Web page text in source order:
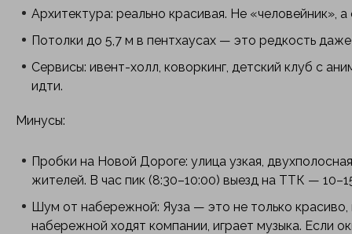
Архитектура: реально красивая. Не «человейник»,
Потолки до 5,7 м в пентхаусах — это редкость
Сервисы: ивент-холл, коворкинг, детский клуб с
идти.
Минусы:
Пробки на Новой Дороге: улица узкая,
жителей. В час пик (8:30–10:00) выезд на ТТК —
Шум от набережной: Яуза — это не только
набережной ходят компании, играет музыка. Если